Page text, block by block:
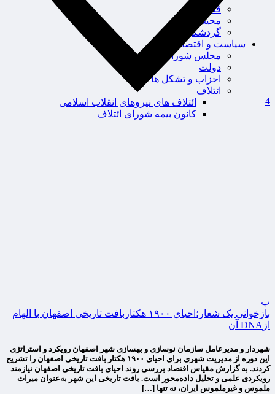
قضایی
محیط زیست
گردشگری
سیاست و اقتصاد
مجلس شورای اسلامی
دولت
احزاب و تشکل ها
ائتلاف
ائتلاف های نیروهای انقلاب اسلامی
کانون بیمه شورای ائتلاف
4
پ
بازخوانی یک شعار؛احیای ۱۹۰۰ هکتاربافت تاریخی اصفهان با الهام
ازDNA آن
شهردار و مدیرعامل سازمان نوسازی و بهسازی شهر اصفهان رویکرد و استراتژی
این دوره از مدیریت شهری برای احیای ۱۹۰۰ هکتار بافت تاریخی اصفهان را تشریح
کردند. به گزارش مقیاس اقتصاد بررسی روند احیای بافت تاریخی اصفهان نیازمند
رویکردی علمی و تحلیل داده‌محور است. بافت تاریخی این شهر به‌عنوان میراث
ملموس و غیرملموس ایران، نه تنها […]